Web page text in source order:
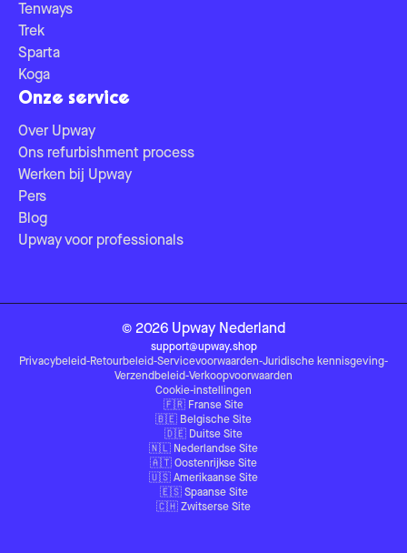
Tenways
Trek
Sparta
Koga
Onze service
Over Upway
Ons refurbishment process
Werken bij Upway
Pers
Blog
Upway voor professionals
© 2026 Upway Nederland
support@upway.shop
Privacybeleid-Retourbeleid-Servicevoorwaarden-Juridische kennisgeving-
Verzendbeleid-Verkoopvoorwaarden
Cookie-instellingen
🇫🇷 Franse Site
🇧🇪 Belgische Site
🇩🇪 Duitse Site
🇳🇱 Nederlandse Site
🇦🇹 Oostenrijkse Site
🇺🇸 Amerikaanse Site
🇪🇸 Spaanse Site
🇨🇭 Zwitserse Site